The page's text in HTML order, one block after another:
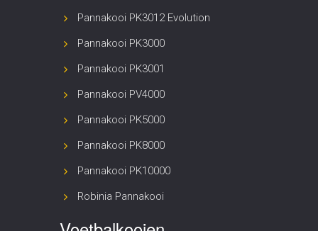
Pannakooi PK3012 Evolution
Pannakooi PK3000
Pannakooi PK3001
Pannakooi PV4000
Pannakooi PK5000
Pannakooi PK8000
Pannakooi PK10000
Robinia Pannakooi